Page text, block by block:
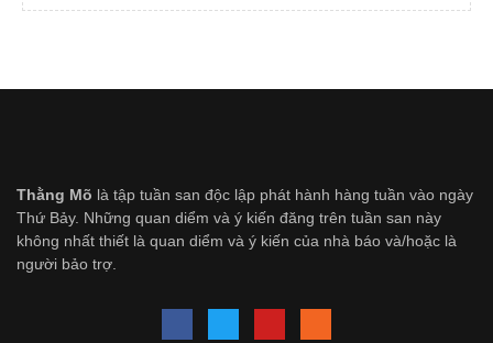
Thằng Mõ là tập tuần san độc lập phát hành hàng tuần vào ngày
Thứ Bảy. Những quan diểm và ý kiến đăng trên tuần san này
không nhất thiết là quan diểm và ý kiến của nhà báo và/hoặc là
người bảo trợ.